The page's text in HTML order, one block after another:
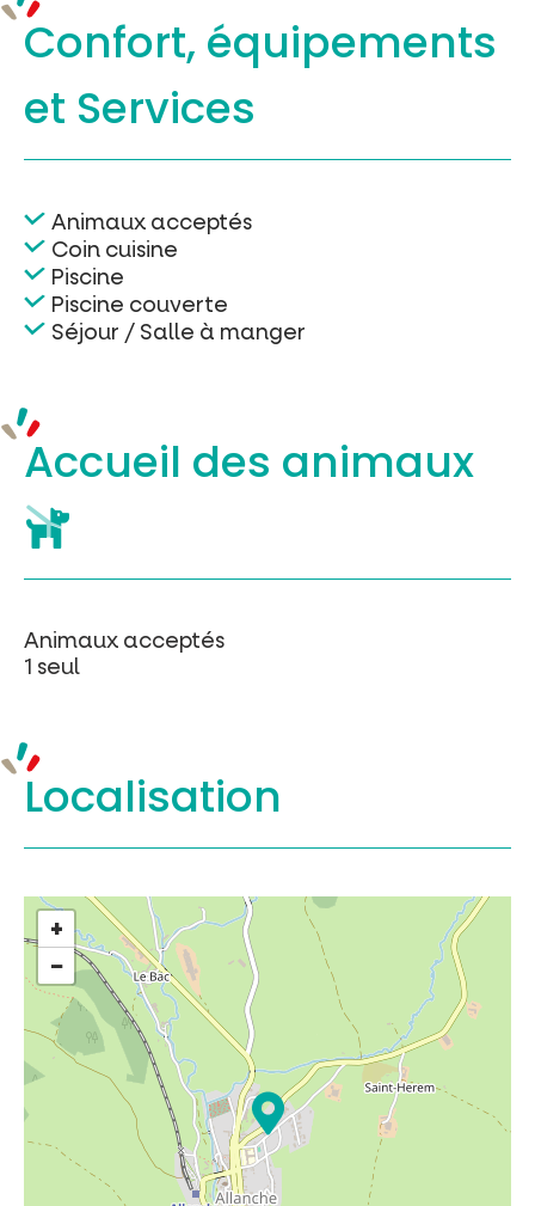
Confort, équipements
et Services
Animaux acceptés
Coin cuisine
Piscine
Piscine couverte
Séjour / Salle à manger
Accueil des animaux
Animaux acceptés
1 seul
Localisation
+
−